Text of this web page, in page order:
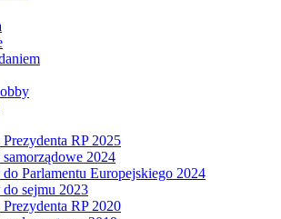
RP 2025
2024
Parlamentu Europejskiego 2024
sejmu 2023
RP 2020